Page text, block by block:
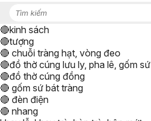
🔴kinh sách
🔴tượng
🔴 chuỗi tràng hạt, vòng đeo
🔴đồ thờ cúng lưu ly, pha lê, gốm sứ
🔴đồ thờ cúng đồng
🔴 gốm sứ bát tràng
🔴 đèn điện
🔴 nhang